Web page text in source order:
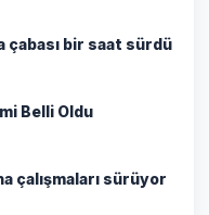
çabası bir saat sürdü
Belli Oldu
çalışmaları sürüyor